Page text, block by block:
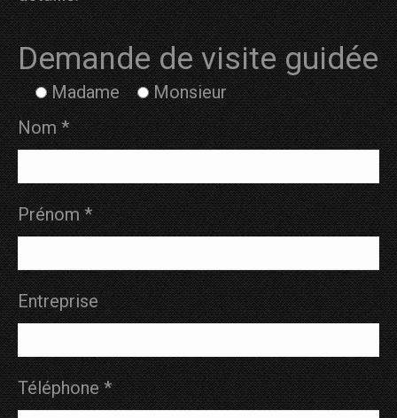
Demande de visite guidée
Madame
Monsieur
Nom *
Prénom *
Entreprise
Téléphone *